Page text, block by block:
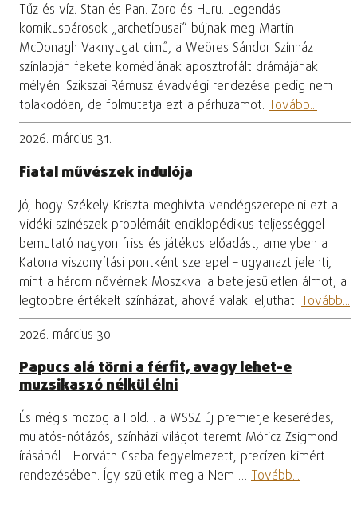
Tűz és víz. Stan és Pan. Zoro és Huru. Legendás
komikuspárosok „archetípusai” bújnak meg Martin
McDonagh Vaknyugat című, a Weöres Sándor Színház
színlapján fekete komédiának aposztrofált drámájának
mélyén. Szikszai Rémusz évadvégi rendezése pedig nem
tolakodóan, de fölmutatja ezt a párhuzamot. Tovább...
2026. március 31.
Fiatal művészek indulója
Jó, hogy Székely Kriszta meghívta vendégszerepelni ezt a
vidéki színészek problémáit enciklopédikus teljességgel
bemutató nagyon friss és játékos előadást, amelyben a
Katona viszonyítási pontként szerepel – ugyanazt jelenti,
mint a három nővérnek Moszkva: a beteljesületlen álmot, a
legtöbbre értékelt színházat, ahová valaki eljuthat. Tovább...
2026. március 30.
Papucs alá törni a férfit, avagy lehet-e
muzsikaszó nélkül élni
És mégis mozog a Föld… a WSSZ új premierje keserédes,
mulatós-nótázós, színházi világot teremt Móricz Zsigmond
írásából – Horváth Csaba fegyelmezett, precízen kimért
rendezésében. Így születik meg a Nem … Tovább...